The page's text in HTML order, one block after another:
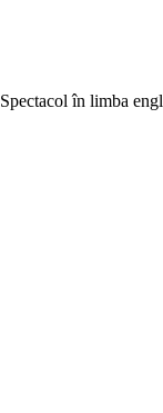
Spectacol în limba